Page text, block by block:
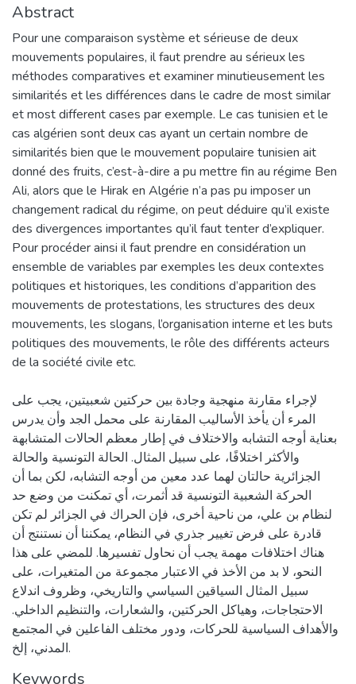
Abstract
Pour une comparaison système et sérieuse de deux
mouvements populaires, il faut prendre au sérieux les
méthodes comparatives et examiner minutieusement les
similarités et les différences dans le cadre de most similar
et most different cases par exemple. Le cas tunisien et le
cas algérien sont deux cas ayant un certain nombre de
similarités bien que le mouvement populaire tunisien ait
donné des fruits, c’est-à-dire a pu mettre fin au régime Ben
Ali, alors que le Hirak en Algérie n’a pas pu imposer un
changement radical du régime, on peut déduire qu’il existe
des divergences importantes qu’il faut tenter d’expliquer.
Pour procéder ainsi il faut prendre en considération un
ensemble de variables par exemples les deux contextes
politiques et historiques, les conditions d’apparition des
mouvements de protestations, les structures des deux
mouvements, les slogans, l’organisation interne et les buts
politiques des mouvements, le rôle des différents acteurs
de la société civile etc.
لإجراء مقارنة منهجية وجادة بين حركتين شعبيتين، يجب على
المرء أن يأخذ الأساليب المقارنة على محمل الجد وأن يدرس
بعناية أوجه التشابه والاختلاف في إطار معظم الحالات المتشابهة
والأكثر اختلافًا، على سبيل المثال. الحالة التونسية والحالة
الجزائرية حالتان لهما عدد معين من أوجه التشابه، لكن بما أن
الحركة الشعبية التونسية قد أثمرت، أي تمكنت من وضع حد
لنظام بن علي، من ناحية أخرى، فإن الحراك في الجزائر لم تكن
قادرة على فرض تغيير جذري في النظام، يمكننا أن نستنتج أن
هناك اختلافات مهمة يجب أن نحاول تفسيرها. للمضي على هذا
النحو، لا بد من الأخذ في الاعتبار مجموعة من المتغيرات، على
سبيل المثال السياقين السياسي والتاريخي، وظروف اندلاع
الاحتجاجات، وهياكل الحركتين، والشعارات، والتنظيم الداخلي.
والأهداف السياسية للحركات، ودور مختلف الفاعلين في المجتمع
المدني، إلخ.
Keywords